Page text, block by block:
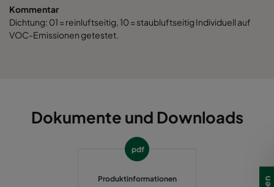
Kommentar
Dichtung: 01 = reinluftseitig, 10 = staubluftseitig Individuell auf
VOC-Emissionen getestet.
Dokumente und Downloads
pdf
Produktinformationen